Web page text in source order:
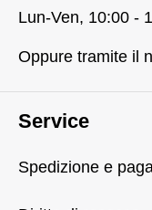
Lun-Ven, 10:00 -
Oppure tramite il
Service
Spedizione e